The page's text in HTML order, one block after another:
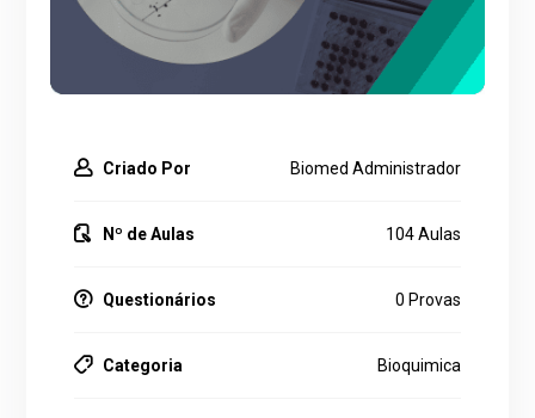
Criado Por Biomed Administrador
Nº de Aulas 104 Aulas
Questionários 0 Provas
Categoria Bioquimica